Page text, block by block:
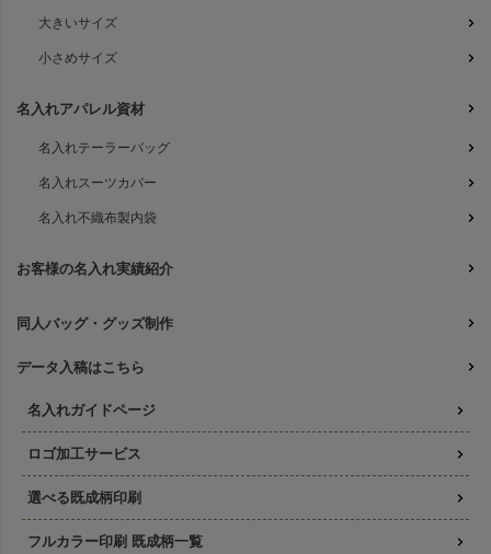
大きいサイズ
小さめサイズ
名入れアパレル資材
名入れテーラーバッグ
名入れスーツカバー
名入れ不織布製内袋
お客様の名入れ実績紹介
同人バッグ・グッズ制作
データ入稿はこちら
名入れガイドページ
ロゴ加工サービス
選べる既成柄印刷
フルカラー印刷 既成柄一覧